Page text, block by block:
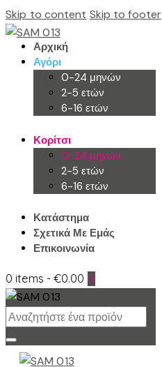
Skip to content Skip to footer
Αρχική
Αγόρι
0-24 μηνών
2-5 ετών
6-16 ετών
Κορίτσι
0-24 μηνών
2-5 ετών
6-16 ετών
Κατάστημα
Σχετικά Με Εμάς
Επικοινωνία
0 items -€0.00 0